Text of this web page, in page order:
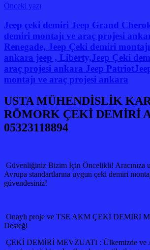
Yazı
gezinmesi
Önceki yazı
Jeep çeki demiri Jeep Grand
demiri montajı ve araç projesi
Renegade, Jeep Çeki demiri
ankara jeep , Liberty,Jeep Çeki
araç projesi ankara Jeep
montajı ve araç projesi ankara
USTA MÜHENDİSLİK
RÖMORK ÇEKİ DEMİRİ
05323118894
Güvenliğiniz Bizim İçin Öncelikli! Aracınıza
Avrupa standartlarına uygun çeki demiri
güvendesiniz!
Onaylı proje ve TSE AKM ÇEKİ DEMİRİ
Desteği
ÇEKİ DEMİRİ MEVZUATI : Ülkemizde ve